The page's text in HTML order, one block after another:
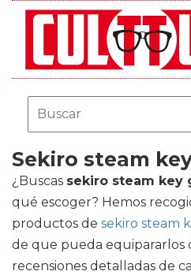
Sekiro steam
¿Buscas sekiro steam key
qué escoger? Hemos
productos de sekiro steam
de que pueda equipararlos
recensiones detalladas de